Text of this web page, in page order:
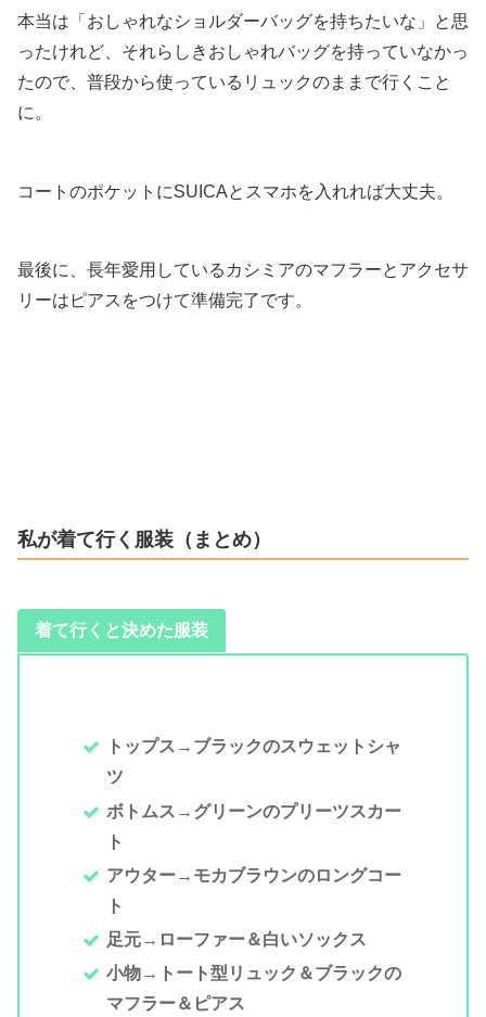
本当は「おしゃれなショルダーバッグを持ちたいな」と思
ったけれど、それらしきおしゃれバッグを持っていなかっ
たので、普段から使っているリュックのままで行くこと
に。
コートのポケットにSUICAとスマホを入れれば大丈夫。
最後に、長年愛用しているカシミアのマフラーとアクセサ
リーはピアスをつけて準備完了です。
私が着て行く服装（まとめ）
着て行くと決めた服装
トップス→ブラックのスウェットシャ
ツ
ボトムス→グリーンのプリーツスカー
ト
アウター→モカブラウンのロングコー
ト
足元→ローファー＆白いソックス
小物→トート型リュック＆ブラックの
マフラー＆ピアス